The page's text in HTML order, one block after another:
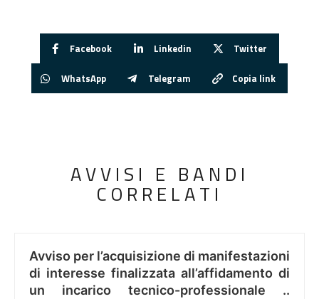
Facebook Linkedin Twitter
WhatsApp Telegram Copia link
AVVISI E BANDI
CORRELATI
Avviso per l’acquisizione di manifestazioni
di interesse finalizzata all’affidamento di
un incarico tecnico-professionale ..